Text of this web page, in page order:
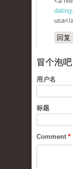
usa</
回复
冒个泡吧
用户名
标题
Comment *